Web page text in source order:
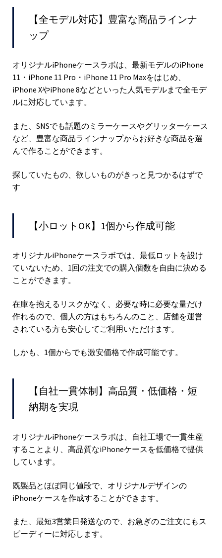
【全モデル対応】豊富な商品ラインナ
ップ
オリジナルiPhoneケースラボは、最新モデルのiPhone
11・iPhone 11 Pro・iPhone 11 Pro Maxをはじめ、
iPhone XやiPhone 8などといった人気モデルまで全モデ
ルに対応しています。
また、SNSでも話題のミラーケースやグリッターケース
など、豊富な商品ラインナップからお好きな商品を選
んで作ることができます。
探していたもの、欲しいものがきっと見つかるはずで
す
【小ロットOK】1個から作成可能
オリジナルiPhoneケースラボでは、最低ロットを設け
ていないため、1回の注文での購入個数を自由に決める
ことができます。
在庫を抱えるリスクがなく、必要な時に必要な量だけ
作れるので、個人の方はもちろんのこと、店舗を運営
されている方も安心してご利用いただけます。
しかも、1個からでも激安価格で作成可能です。
【自社一貫体制】高品質・低価格・短
納期を実現
オリジナルiPhoneケースラボは、自社工場で一貫生産
することより、高品質なiPhoneケースを低価格で提供
しています。
既製品とほぼ同じ値段で、オリジナルデザインの
iPhoneケースを作成することができます。
また、最短3営業日発送なので、お急ぎのご注文にもス
ピーディーに対応します。